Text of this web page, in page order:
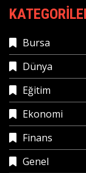
Bursa
Dünya
Eğitim
Ekonomi
Finans
Genel